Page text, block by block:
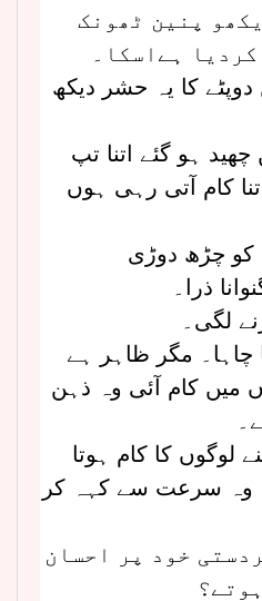
پنین ٹھونک
ہےاسکا۔
دوپٹے کا یہ حشر دیکھ
چھید ہو گئے اتنا تپ
کام آتی رہی ہوں
کو چڑھ دوڑی
ذرا۔
لگی۔
چاہا۔ مگر ظاہر ہے
میں کام آئی وہ ذہن
لوگوں کا کام ہوتا
وہ سرعت سے کہہ کر
خود پر احسان